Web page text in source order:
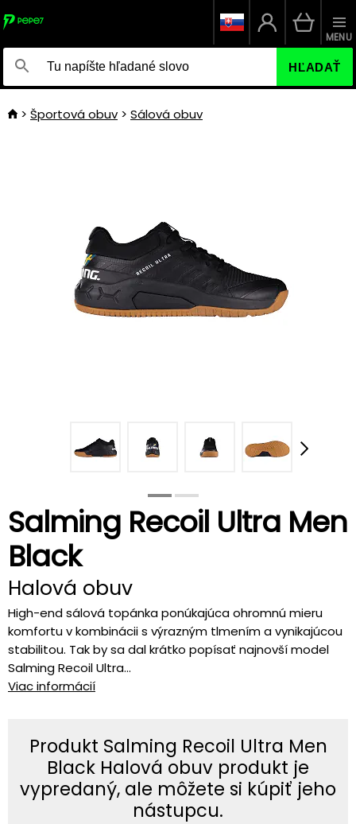
HĽADAŤ
MENU
Športová obuv Sálová obuv
Salming Recoil Ultra Men
Black
Halová obuv
High-end sálová topánka ponúkajúca ohromnú mieru
komfortu v kombinácii s výrazným tlmením a vynikajúcou
stabilitou. Tak by sa dal krátko popísať najnovší model
Salming Recoil Ultra...
Viac informácií
Produkt Salming Recoil Ultra Men
Black Halová obuv produkt je
vypredaný, ale môžete si kúpiť jeho
nástupcu.